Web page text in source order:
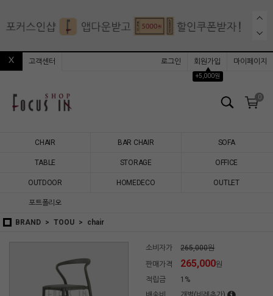
고객센터 로그인
회원가입
▲
+5,000원
마이페이지
0
CHAIR BAR CHAIR SOFA
TABLE STORAGE OFFICE
OUTDOOR HOMEDECO OUTLET
포트폴리오
BRAND TOOU chair
소비자가
265,000원
판매가격
265,000원
적립금
1%